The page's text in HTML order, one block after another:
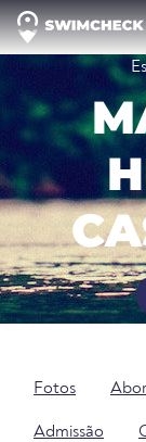
Fotos
Admissão